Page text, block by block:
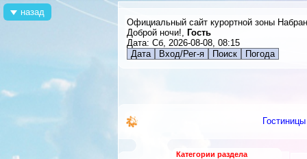
Официальный сайт курортной зоны
Доброй ночи!, Гость
Дата: Сб, 2026-08-08, 08:15
Дата
Вход/Рег-я Поиск Погода
Гостиницы
Категории раздела
назад